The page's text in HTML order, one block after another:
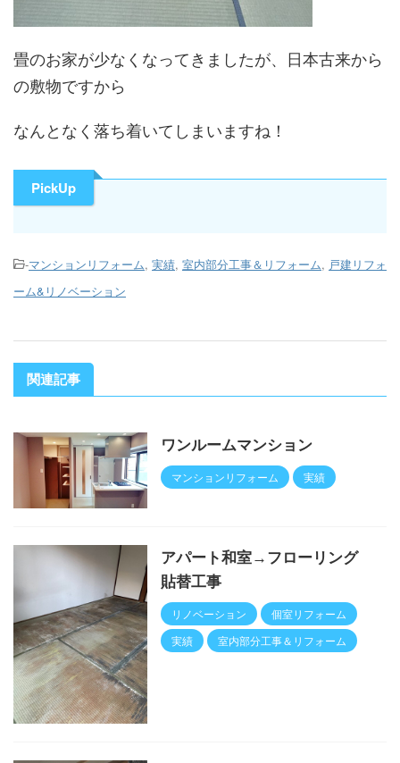
畳のお家が少なくなってきましたが、日本古来から
の敷物ですから
なんとなく落ち着いてしまいますね！
PickUp
-マンションリフォーム, 実績, 室内部分工事＆リフォーム, 戸建リフォ
ーム&リノベーション
関連記事
ワンルームマンション
マンションリフォーム 実績
アパート和室→フローリング
貼替工事
リノベーション
個室リフォーム
実績
室内部分工事＆リフォーム